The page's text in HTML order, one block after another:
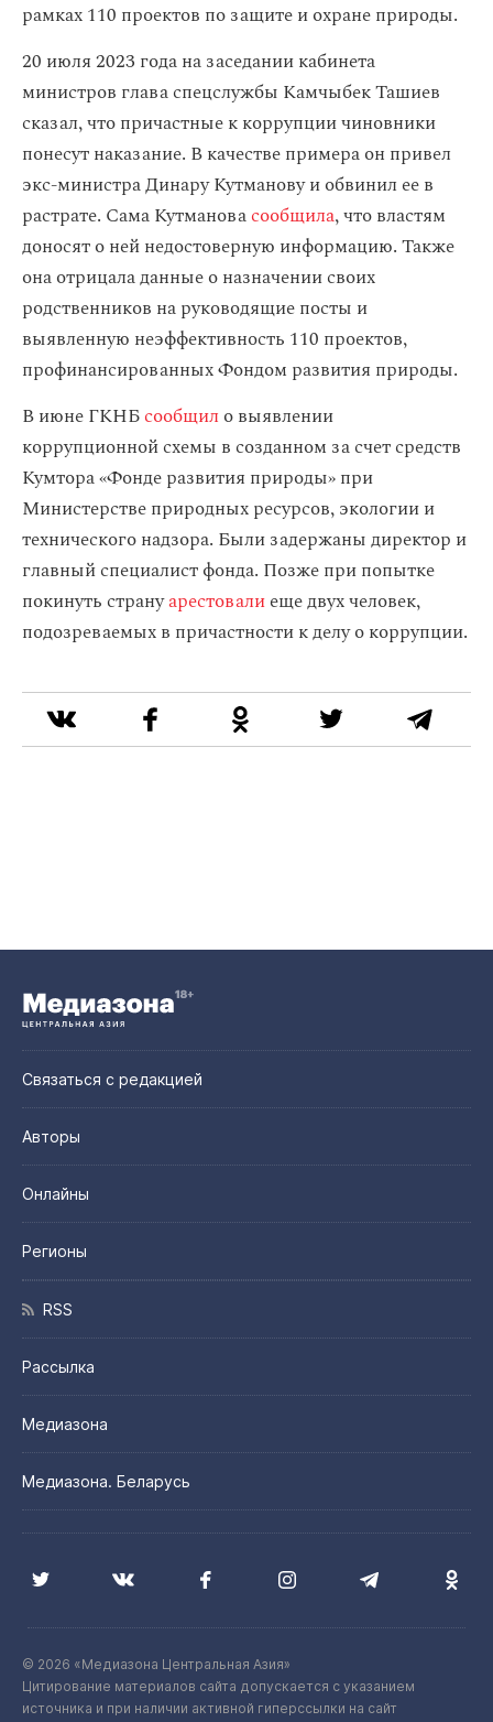
рамках 110 проектов по защите и охране природы.
20 июля 2023 года на заседании кабинета
министров глава спецслужбы Камчыбек Ташиев
сказал, что причастные к коррупции чиновники
понесут наказание. В качестве примера он привел
экс-министра Динару Кутманову и обвинил ее в
растрате. Сама Кутмановасообщила, что властям
доносят о ней недостоверную информацию. Также
она отрицала данные о назначении своих
родственников на руководящие посты и
выявленную неэффективность 110 проектов,
профинансированных Фондом развития природы.
В июне ГКНБсообщил о выявлении
коррупционной схемы в созданном за счет средств
Кумтора «Фонде развития природы» при
Министерстве природных ресурсов, экологии и
технического надзора. Были задержаны директор и
главный специалист фонда. Позже при попытке
покинуть странуарестовалиеще двух человек,
подозреваемых в причастности к делу о коррупции.
Связаться с редакцией
Авторы
Онлайны
Регионы
RSS
Рассылка
Медиазона
Медиазона. Беларусь
© 2026 «Медиазона Центральная Азия»
Цитирование материалов сайта допускается с указанием
источника и при наличии активной гиперссылки на сайт